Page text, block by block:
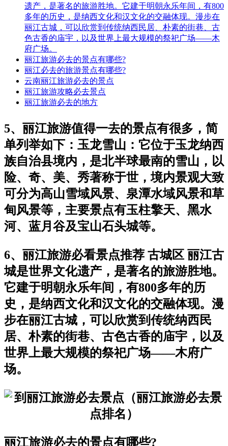
遗产，是著名的旅游胜地。它建于明朝永乐年间，有800
多年的历史，是纳西文化和汉文化的交融体现。漫步在
丽江古城，可以欣赏到传统纳西民居、朴素的街巷、古
色古香的庙宇，以及世界上最大规模的祭祀广场——木
府广场。
丽江旅游必去的景点有哪些?
丽江必去的旅游景点有哪些?
云南丽江旅游必去的景点
丽江旅游攻略必去景点
丽江旅游必去的地方
5、丽江旅游值得一去的景点有很多，简
单列举如下：玉龙雪山：它位于玉龙纳西
族自治县境内，是北半球最南的雪山，以
险、奇、美、秀著称于世，境内景观大致
可分为高山雪域风景、泉潭水域风景和草
甸风景等，主要景点有玉柱擎天、黑水
河、蓝月谷及宝山石头城等。
6、丽江旅游必看景点推荐 古城区 丽江古
城是世界文化遗产，是著名的旅游胜地。
它建于明朝永乐年间，有800多年的历
史，是纳西文化和汉文化的交融体现。漫
步在丽江古城，可以欣赏到传统纳西民
居、朴素的街巷、古色古香的庙宇，以及
世界上最大规模的祭祀广场——木府广
场。
丽江旅游必去的景点有哪些?